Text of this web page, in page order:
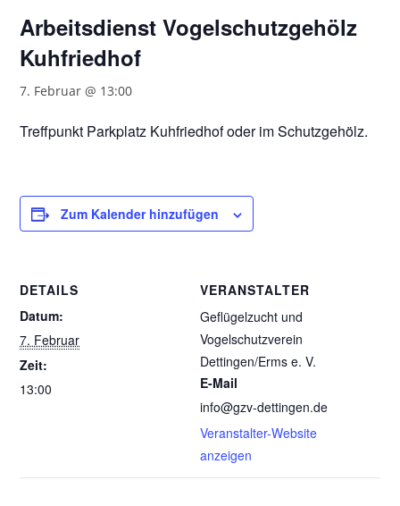
Arbeitsdienst Vogelschutzgehölz
Kuhfriedhof
7. Februar @ 13:00
Treffpunkt Parkplatz Kuhfriedhof oder im Schutzgehölz.
Zum Kalender hinzufügen
DETAILS
Datum:
7. Februar
Zeit:
13:00
VERANSTALTER
Geflügelzucht und
Vogelschutzverein
Dettingen/Erms e. V.
E-Mail
info@gzv-dettingen.de
Veranstalter-Website
anzeigen